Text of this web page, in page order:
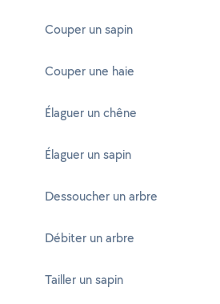
Couper un sapin
Couper une haie
Élaguer un chêne
Élaguer un sapin
Dessoucher un arbre
Débiter un arbre
Tailler un sapin